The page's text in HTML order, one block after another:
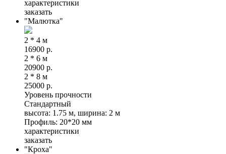
характеристики
заказать
"Малютка"
2 * 4 м
16900 р.
2 * 6 м
20900 р.
2 * 8 м
25000 р.
Уровень прочности
Стандартный
высота: 1.75 м, ширина: 2 м
Профиль: 20*20 мм
характеристики
заказать
"Кроха"